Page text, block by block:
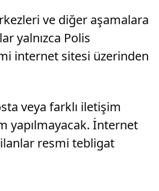
ve diğer aşamalara
yalnızca Polis
internet sitesi üzerinden
veya farklı iletişim
yapılmayacak. İnternet
resmi tebligat